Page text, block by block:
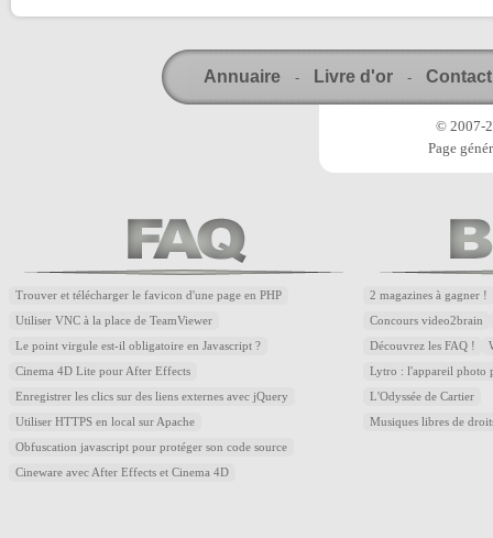
Annuaire - Livre d'or - Contact
© 2007-
Page
Trouver et télécharger le favicon d'une page en PHP
Utiliser VNC à la place de TeamViewer
Le point virgule est-il obligatoire en Javascript ?
Cinema 4D Lite pour After Effects
Enregistrer les clics sur des liens externes avec jQuery
Utiliser HTTPS en local sur Apache
Obfuscation javascript pour protéger son code source
Cineware avec After Effects et Cinema 4D
2 magazines à gagner !
Concours video2brain
Découvrez les FAQ !
Lytro : l'appareil photo
L'Odyssée de Cartier
Musiques libres de